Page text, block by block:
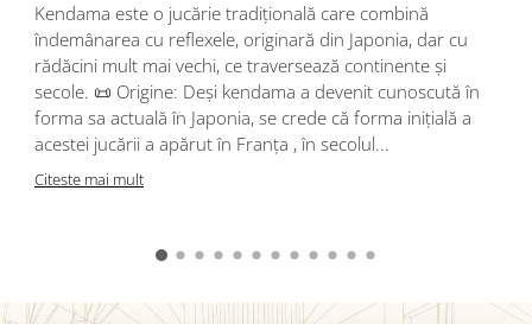
Kendama este o jucărie tradițională care combină
îndemânarea cu reflexele, originară din Japonia, dar cu
rădăcini mult mai vechi, ce traversează continente și
secole. 📜 Origine: Deși kendama a devenit cunoscută în
forma sa actuală în Japonia, se crede că forma inițială a
acestei jucării a apărut în Franța , în secolul...
Citeste mai mult